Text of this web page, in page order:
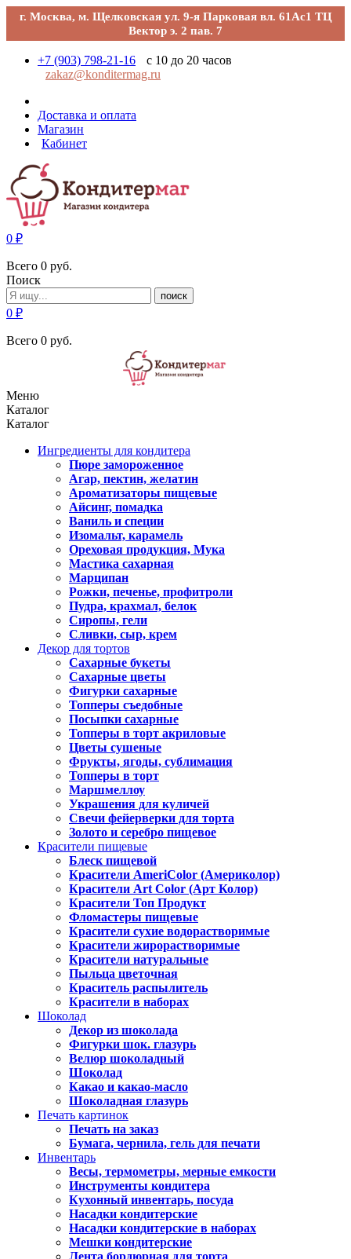
г. Москва, м. Щелковская ул. 9-я Парковая вл. 61Ас1 ТЦ
Вектор э. 2 пав. 7
+7 (903) 798-21-16
с 10 до 20 часов
zakaz@konditermag.ru
Доставка и оплата
Магазин
Кабинет
0 ₽
Всего 0 руб.
Поиск
поиск
0 ₽
Всего 0 руб.
Меню
Каталог
Каталог
Ингредиенты для кондитера
Пюре замороженное
Агар, пектин, желатин
Ароматизаторы пищевые
Айсинг, помадка
Ваниль и специи
Изомальт, карамель
Ореховая продукция, Мука
Мастика сахарная
Марципан
Рожки, печенье, профитроли
Пудра, крахмал, белок
Сиропы, гели
Сливки, сыр, крем
Декор для тортов
Сахарные букеты
Сахарные цветы
Фигурки сахарные
Топперы съедобные
Посыпки сахарные
Топперы в торт акриловые
Цветы сушеные
Фрукты, ягоды, сублимация
Топперы в торт
Маршмеллоу
Украшения для куличей
Свечи фейерверки для торта
Золото и серебро пищевое
Красители пищевые
Блеск пищевой
Красители AmeriColor (Америколор)
Красители Art Color (Арт Колор)
Красители Топ Продукт
Фломастеры пищевые
Красители сухие водорастворимые
Красители жирорастворимые
Красители натуральные
Пыльца цветочная
Краситель распылитель
Красители в наборах
Шоколад
Декор из шоколада
Фигурки шок. глазурь
Велюр шоколадный
Шоколад
Какао и какао-масло
Шоколадная глазурь
Печать картинок
Печать на заказ
Бумага, чернила, гель для печати
Инвентарь
Весы, термометры, мерные емкости
Инструменты кондитера
Кухонный инвентарь, посуда
Насадки кондитерские
Насадки кондитерские в наборах
Мешки кондитерские
Лента бордюрная для торта